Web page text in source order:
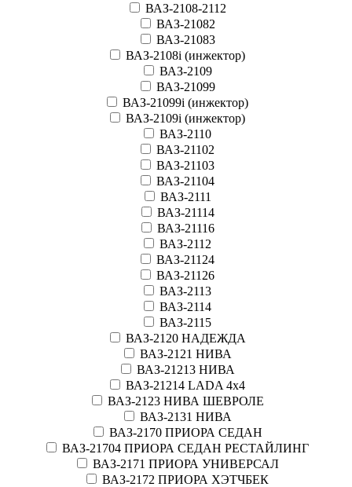
ВАЗ-2108-2112
ВАЗ-21082
ВАЗ-21083
ВАЗ-2108i (инжектор)
ВАЗ-2109
ВАЗ-21099
ВАЗ-21099i (инжектор)
ВАЗ-2109i (инжектор)
ВАЗ-2110
ВАЗ-21102
ВАЗ-21103
ВАЗ-21104
ВАЗ-2111
ВАЗ-21114
ВАЗ-21116
ВАЗ-2112
ВАЗ-21124
ВАЗ-21126
ВАЗ-2113
ВАЗ-2114
ВАЗ-2115
ВАЗ-2120 НАДЕЖДА
ВАЗ-2121 НИВА
ВАЗ-21213 НИВА
ВАЗ-21214 LADA 4х4
ВАЗ-2123 НИВА ШЕВРОЛЕ
ВАЗ-2131 НИВА
ВАЗ-2170 ПРИОРА СЕДАН
ВАЗ-21704 ПРИОРА СЕДАН РЕСТАЙЛИНГ
ВАЗ-2171 ПРИОРА УНИВЕРСАЛ
ВАЗ-2172 ПРИОРА ХЭТЧБЕК